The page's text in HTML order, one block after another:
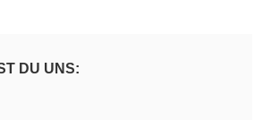
DU UNS: